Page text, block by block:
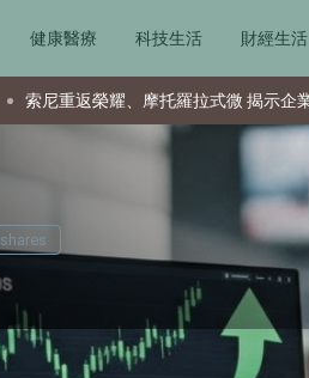
健康醫療 科技生活 財經生活
羅拉式微 揭示企業「目的」重於獲利